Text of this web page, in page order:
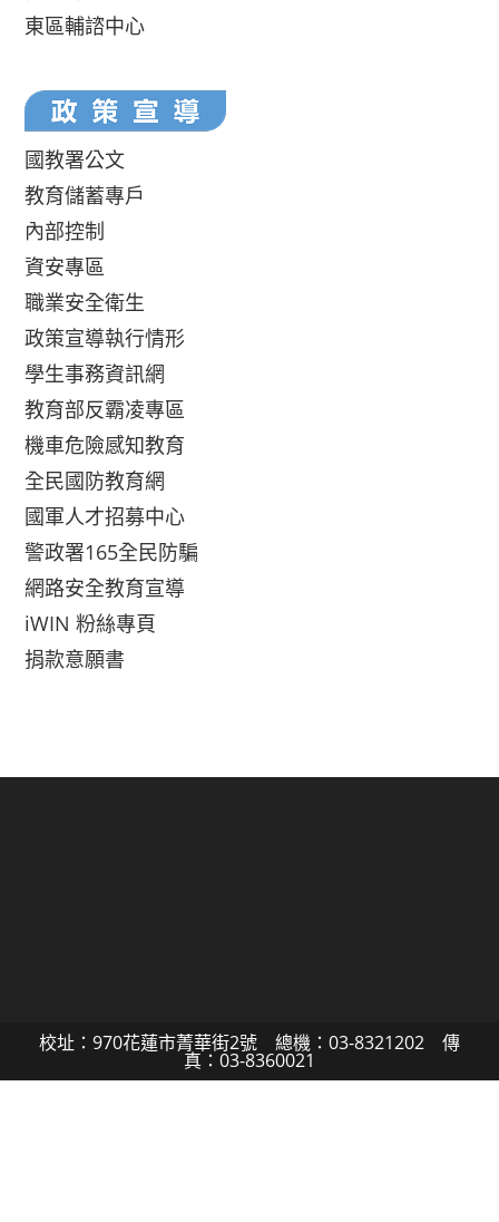
東區輔諮中心
國教署公文
教育儲蓄專戶
內部控制
資安專區
職業安全衛生
政策宣導執行情形
學生事務資訊網
教育部反霸凌專區
機車危險感知教育
全民國防教育網
國軍人才招募中心
警政署165全民防騙
網路安全教育宣導
iWIN 粉絲專頁
捐款意願書
校址：970花蓮市菁華街2號 總機：03-8321202 傳
真：03-8360021